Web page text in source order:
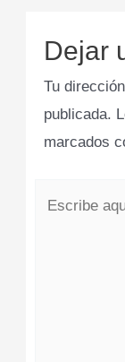
Dejar
Tu
publicada.
marcados